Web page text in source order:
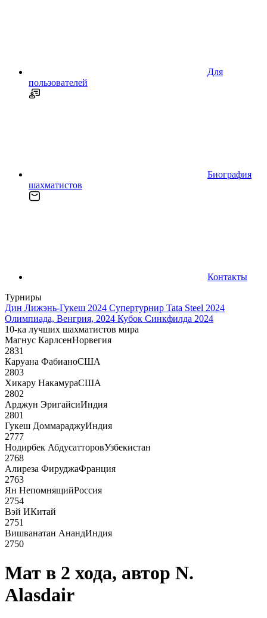
Для
пользователей
Биография
шахматистов
Контакты
Турниры
Дин Лижэнь-Гукеш 2024 Супертурнир Tata Steel 2024
Олимпиада, Венгрия, 2024 Кубок Синкфилда 2024
10-ка лучших шахматистов мира
Магнус КарлсенНорвегия
2831
Каруана ФабианоСША
2803
Хикару НакамураСША
2802
Арджун ЭригайсиИндия
2801
Гукеш ДоммараджуИндия
2777
Нодирбек АбдусатторовУзбекистан
2768
Алиреза ФируджаФранция
2763
Ян НепомнящийРоссия
2754
Вэй ИКитай
2751
Вишванатан АнандИндия
2750
Мат в 2 хода, автор N.
Alasdair